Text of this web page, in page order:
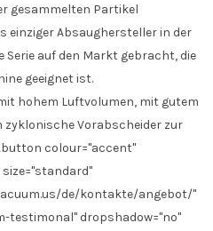
gesammelten Partikel
einziger Absaughersteller in der
Serie auf den Markt gebracht, die
geeignet ist.
hohem Luftvolumen, mit gutem
Vorabscheider zur
colour="accent"
de/kontakte/angebot/"
testimonal" dropshadow="no"